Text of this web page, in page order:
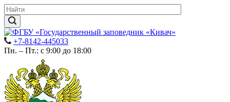
+7-8142-445033
Пн. – Пт.: с 9:00 до 18:00